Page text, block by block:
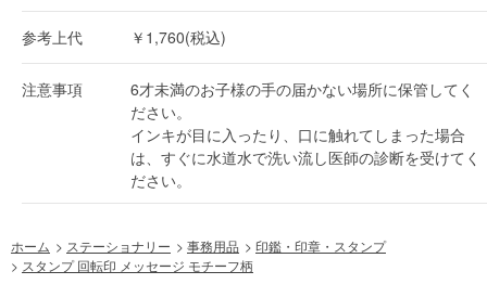
参考上代 ￥1,760(税込)
注意事項
6才未満のお子様の手の届かない場所に保管してく
ださい。
インキが目に入ったり、口に触れてしまった場合
は、すぐに水道水で洗い流し医師の診断を受けてく
ださい。
ホーム > ステーショナリー > 事務用品 > 印鑑・印章・スタンプ
> スタンプ 回転印 メッセージ モチーフ柄